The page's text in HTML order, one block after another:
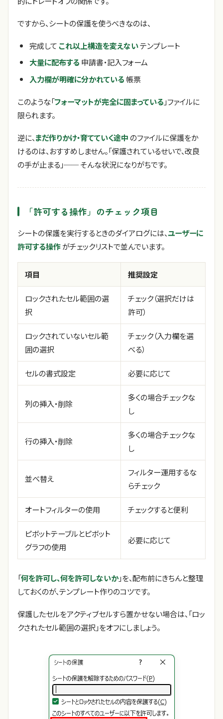
ですから、シートの保護を使うべきなのは、
完成して これ以上構造を変えないテンプレート
大量に配布する 申請書・記入フォーム
入力欄が明確に分かれている 帳票
このような「フォーマットが完全に固まっている 」ファイルに
限られます。
逆に、まだ作りかけ・育てていく途中 のファイルに保護をか
けるのは、おすすめしません。「保護されているせいで、改良
の手が止まる」── そんな状況になりがちです。
「許可する操作」のチェック項目
シートの保護を実行するときのダイアログには、ユーザーに
許可する操作がチェックリストで並んでいます。
項目 推奨設定
ロックされたセル範囲の選
択
チェック（選択だけは
許可）
ロックされていないセル範
囲の選択
チェック（入力欄を選
べる）
セルの書式設定 必要に応じて
列の挿入・削除
多くの場合チェックな
し
行の挿入・削除
多くの場合チェックな
し
並べ替え
フィルター運用するな
らチェック
オートフィルターの使用 チェックすると便利
ピボットテーブルとピボット
グラフの使用
必要に応じて
「何を許可し、何を許可しないか」を、配布前にきちんと整理
しておくのが、テンプレート作りのコツです。
保護したセルをアクティブセルすら置かせない場合は、「ロッ
クされたセル範囲の選択」をオフにしましょう。